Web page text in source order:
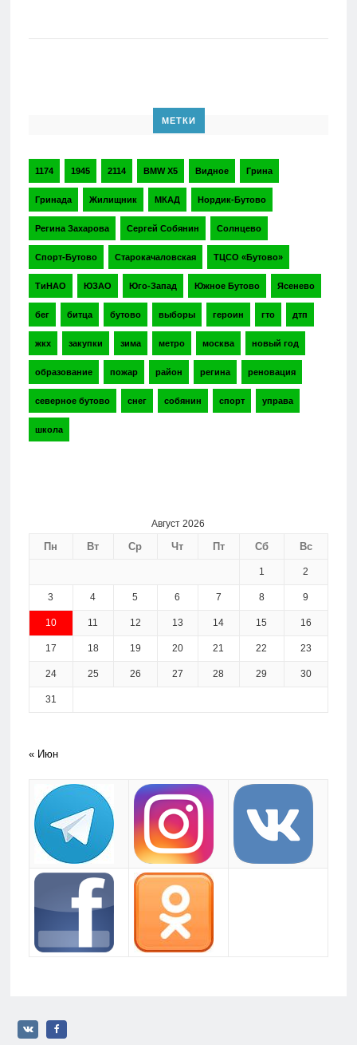
МЕТКИ
1174 1945 2114 BMW X5 Видное Грина
Гринада Жилищник МКАД Нордик-Бутово
Регина Захарова Сергей Собянин Солнцево
Спорт-Бутово Старокачаловская ТЦСО «Бутово»
ТиНАО ЮЗАО Юго-Запад Южное Бутово Ясенево
бег битца бутово выборы героин гто дтп
жкх закупки зима метро москва новый год
образование пожар район регина реновация
северное бутово снег собянин спорт управа
школа
Август 2026
Пн Вт Ср Чт Пт Сб Вс
1 2
3 4 5 6 7 8 9
10 11 12 13 14 15 16
17 18 19 20 21 22 23
24 25 26 27 28 29 30
31
« Июн